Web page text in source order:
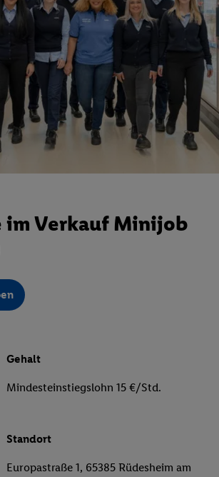
im Verkauf Minijob
Gehalt
Mindesteinstiegslohn 15 €/Std.
Standort
Europastraße 1, 65385 Rüdesheim am